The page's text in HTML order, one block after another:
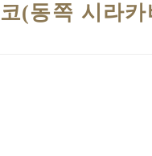
(동쪽 시라